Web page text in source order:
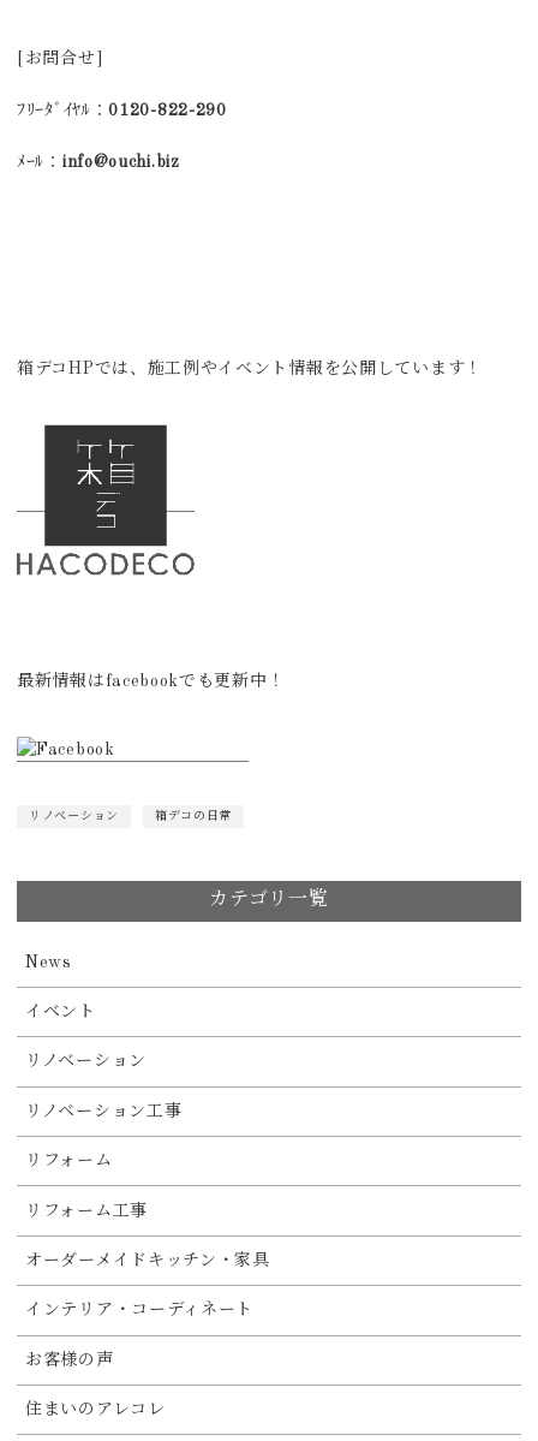
[お問合せ]
ﾌﾘｰﾀﾞｲﾔﾙ：0120-822-290
ﾒｰﾙ： info@ouchi.biz
箱デコHPでは、施工例やイベント情報を公開しています！
最新情報はfacebookでも更新中！
リノベーション 箱デコの日常
カテゴリ一覧
News
イベント
リノベーション
リノベーション工事
リフォーム
リフォーム工事
オーダーメイドキッチン・家具
インテリア・コーディネート
お客様の声
住まいのアレコレ